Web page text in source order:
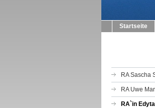
Startseite
RA Sascha
RA Uwe
RA`in